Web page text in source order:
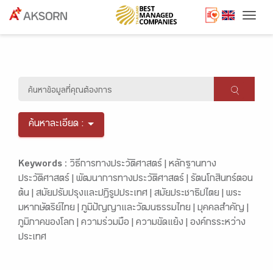
ค้นหาละเอียด :
Keywords : วิธีการทางประวัติศาสตร์ | หลักฐานทาง
ประวัติศาสตร์ | พัฒนาการทางประวัติศาสตร์ | รัตนโกสินทร์ตอน
ต้น | สมัยปรับปรุงและปฏิรูปประเทศ | สมัยประชาธิปไตย | พระ
มหากษัตริย์ไทย |ภูมิปัญญาและวัฒนธรรมไทย | บุคคลสำคัญ |
ภูมิภาคของโลก | ความร่วมมือ | ความขัดแย้ง | องค์กรระหว่าง
ประเทศ